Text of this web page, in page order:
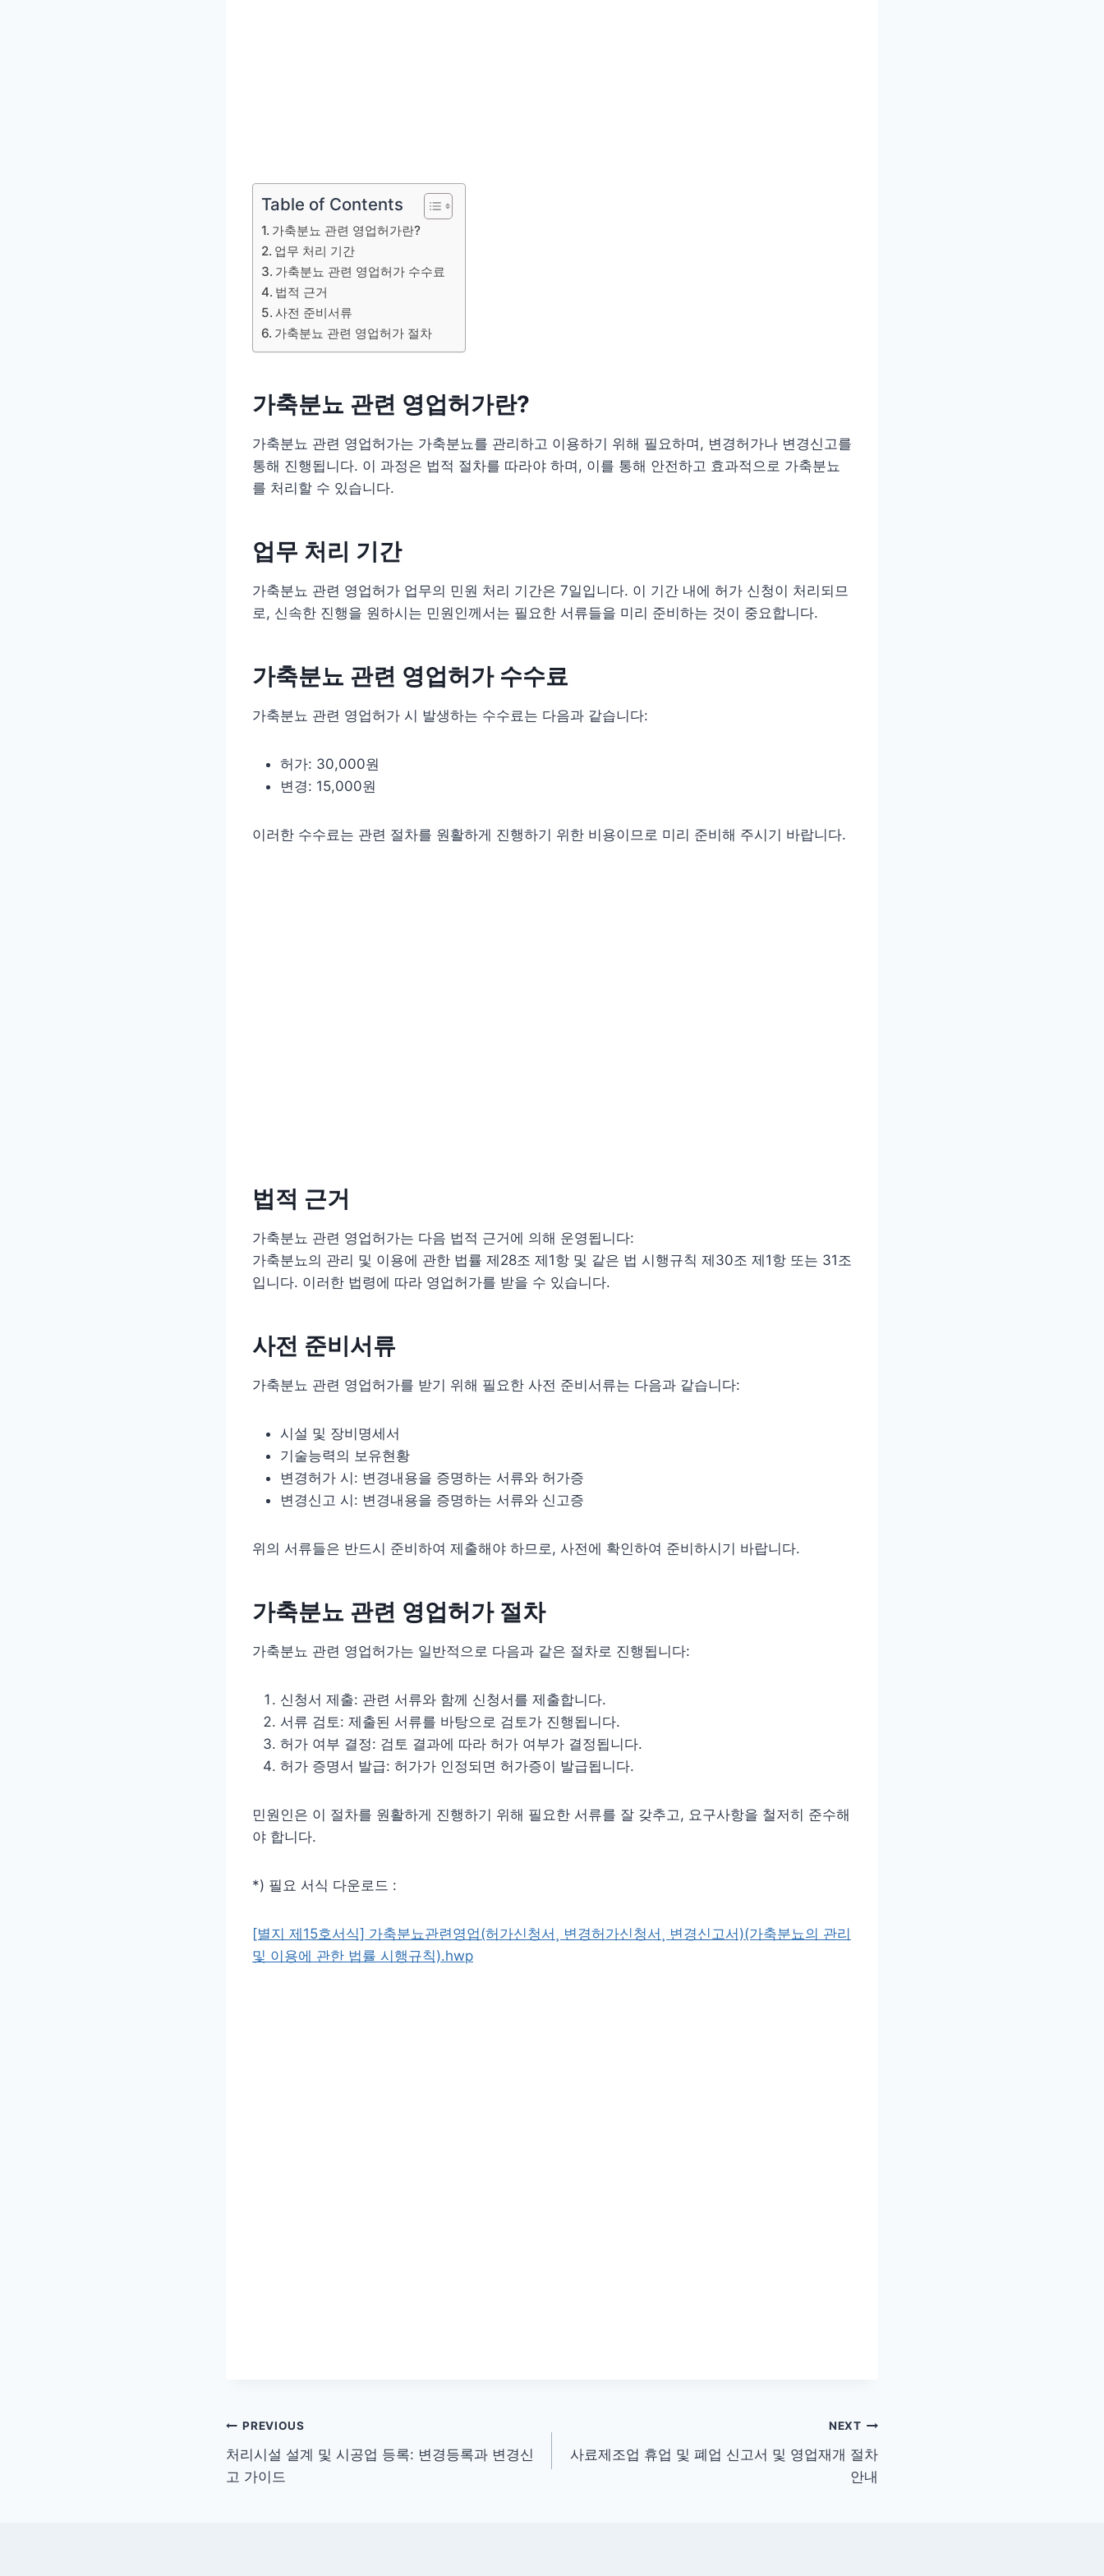
Table of Contents
가축분뇨 관련 영업허가란?
업무 처리 기간
가축분뇨 관련 영업허가 수수료
법적 근거
사전 준비서류
가축분뇨 관련 영업허가 절차
가축분뇨 관련 영업허가란?
가축분뇨 관련 영업허가는 가축분뇨를 관리하고 이용하기 위해 필요하며, 변경허가나 변경신고를
통해 진행됩니다. 이 과정은 법적 절차를 따라야 하며, 이를 통해 안전하고 효과적으로 가축분뇨
를 처리할 수 있습니다.
업무 처리 기간
가축분뇨 관련 영업허가 업무의 민원 처리 기간은 7일입니다. 이 기간 내에 허가 신청이 처리되므
로, 신속한 진행을 원하시는 민원인께서는 필요한 서류들을 미리 준비하는 것이 중요합니다.
가축분뇨 관련 영업허가 수수료
가축분뇨 관련 영업허가 시 발생하는 수수료는 다음과 같습니다:
허가: 30,000원
변경: 15,000원
이러한 수수료는 관련 절차를 원활하게 진행하기 위한 비용이므로 미리 준비해 주시기 바랍니다.
법적 근거
가축분뇨 관련 영업허가는 다음 법적 근거에 의해 운영됩니다:
가축분뇨의 관리 및 이용에 관한 법률 제28조 제1항 및 같은 법 시행규칙 제30조 제1항 또는 31조
입니다. 이러한 법령에 따라 영업허가를 받을 수 있습니다.
사전 준비서류
가축분뇨 관련 영업허가를 받기 위해 필요한 사전 준비서류는 다음과 같습니다:
시설 및 장비명세서
기술능력의 보유현황
변경허가 시: 변경내용을 증명하는 서류와 허가증
변경신고 시: 변경내용을 증명하는 서류와 신고증
위의 서류들은 반드시 준비하여 제출해야 하므로, 사전에 확인하여 준비하시기 바랍니다.
가축분뇨 관련 영업허가 절차
가축분뇨 관련 영업허가는 일반적으로 다음과 같은 절차로 진행됩니다:
신청서 제출: 관련 서류와 함께 신청서를 제출합니다.
서류 검토: 제출된 서류를 바탕으로 검토가 진행됩니다.
허가 여부 결정: 검토 결과에 따라 허가 여부가 결정됩니다.
허가 증명서 발급: 허가가 인정되면 허가증이 발급됩니다.
민원인은 이 절차를 원활하게 진행하기 위해 필요한 서류를 잘 갖추고, 요구사항을 철저히 준수해
야 합니다.
*) 필요 서식 다운로드 :
[별지 제15호서식] 가축분뇨관련영업(허가신청서¸ 변경허가신청서¸ 변경신고서)(가축분뇨의 관리
및 이용에 관한 법률 시행규칙).hwp
글
탐
PREVIOUS
처리시설 설계 및 시공업 등록: 변경등록과 변경신
고 가이드
NEXT
사료제조업 휴업 및 폐업 신고서 및 영업재개 절차
안내